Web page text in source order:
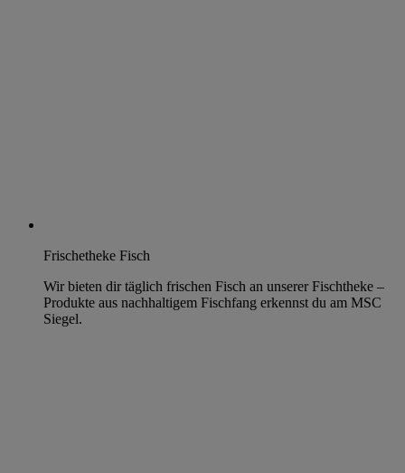
Frischetheke Fisch
Wir bieten dir täglich frischen Fisch an unserer Fischtheke –
Produkte aus nachhaltigem Fischfang erkennst du am MSC
Siegel.